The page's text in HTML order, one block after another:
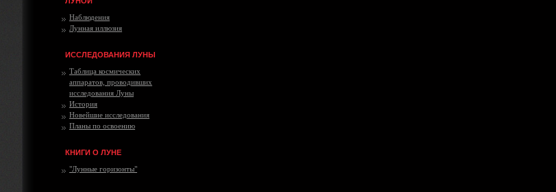
Наблюдения
Лунная иллюзия
ИССЛЕДОВАНИЯ ЛУНЫ
Таблица космических
аппаратов, проводивших
исследования Луны
История
Новейшие исследования
Планы по освоению
КНИГИ О ЛУНЕ
"Лунные горизонты"